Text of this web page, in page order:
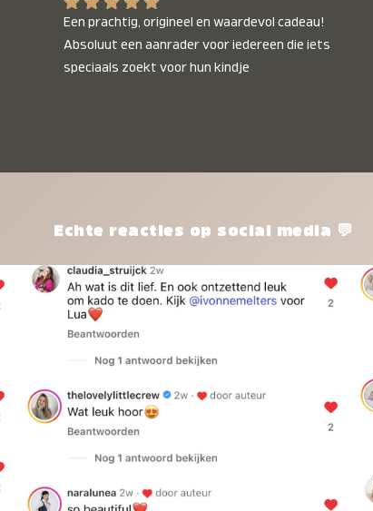
Een prachtig, origineel en waardevol cadeau!
Absoluut een aanrader voor iedereen die iets
speciaals zoekt voor hun kindje
Echte reacties op social media 💬